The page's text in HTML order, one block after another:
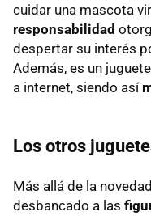
cuidar una mascota
responsabilidad
despertar su interés
Además, es un
a internet, siendo así
Los otros
Más allá de la
desbancado a las